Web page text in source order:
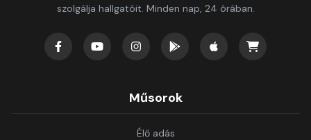
szolgálja hallgatóit. Minden nap, 24 órában.
Műsorok
Élő adás